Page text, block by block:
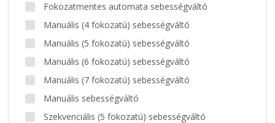
Fokozatmentes automata sebességváltó
Manuális (4 fokozatú) sebességváltó
Manuális (5 fokozatú) sebességváltó
Manuális (6 fokozatú) sebességváltó
Manuális (7 fokozatú) sebességváltó
Manuális sebességváltó
Szekvenciális (5 fokozatú) sebességváltó